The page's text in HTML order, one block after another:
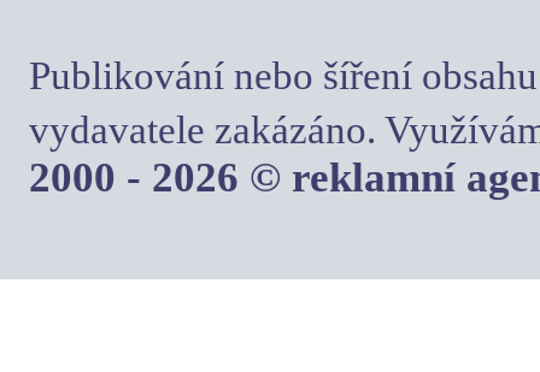
Publikování nebo šíření
vydavatele zakázáno.
2000 - 2026 © reklamní